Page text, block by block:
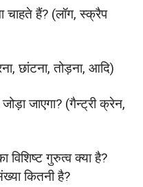
हैं? (लॉग, स्क्रैप
छांटना, तोड़ना, आदि)
जाएगा? (गैन्ट्री क्रेन,
विशिष्ट गुरुत्व क्या है?
कितनी है?